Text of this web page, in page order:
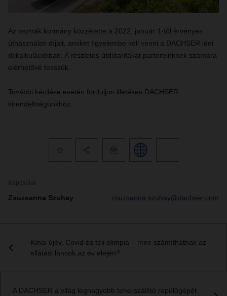
Az osztrák kormány közzétette a 2022. január 1-től érvényes
úthasználati díjait, amiket figyelembe kell venni a DACHSER idei
díjkalkulációiban. A részletes útdíjtarifákat partereinknek számára
elérhetővé tesszük.
További kérdése esetén forduljon illetékes DACHSER
kirendeltségünkhöz.
Kapcsolat
Zsuzsanna Szuhay zsuzsanna.szuhay@dachser.com
Kínai újév, Covid és téli olimpia – mire számíthatnak az
ellátási láncok az év elején?
A DACHSER a világ legnagyobb teherszállító repülőgépét